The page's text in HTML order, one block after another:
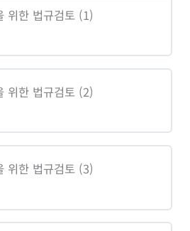
위한 법규검토 (1)
위한 법규검토 (2)
위한 법규검토 (3)